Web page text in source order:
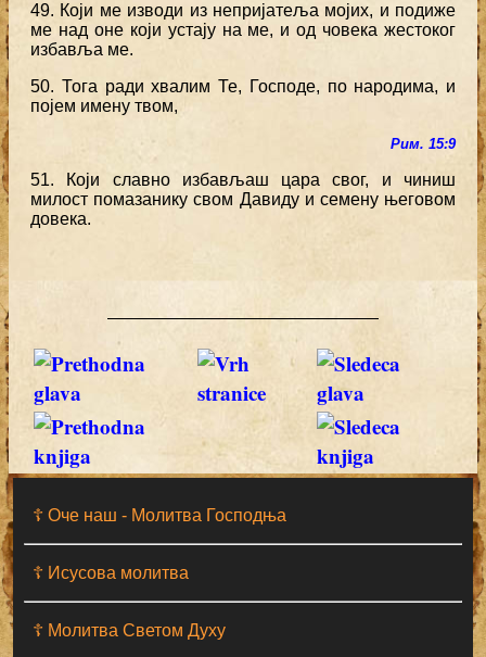
☦ Оче наш - Moлитва Господња
☦ Исусова молитва
☦ Молитва Светом Духу
49. Који ме изводи из непријатеља мојих, и подиже
ме над оне који устају на ме, и од човека жестоког
избавља ме.
50. Тога ради хвалим Те, Господе, по народима, и
појем имену твом,
Рим. 15:9
51. Који славно избављаш цара свог, и чиниш
милост помазанику свом Давиду и семену његовом
довека.